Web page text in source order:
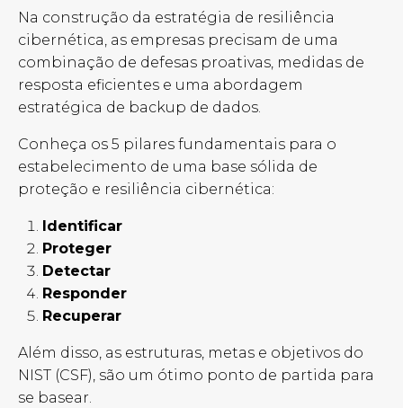
Na construção da estratégia de resiliência
cibernética, as empresas precisam de uma
combinação de defesas proativas, medidas de
resposta eficientes e uma abordagem
estratégica de backup de dados.
Conheça os 5 pilares fundamentais para o
estabelecimento de uma base sólida de
proteção e resiliência cibernética:
Identificar
Proteger
Detectar
Responder
Recuperar
Além disso, as estruturas, metas e objetivos do
NIST (CSF), são um ótimo ponto de partida para
se basear.